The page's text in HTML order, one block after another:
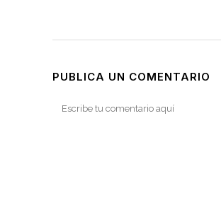
PUBLICA UN COMENTARIO